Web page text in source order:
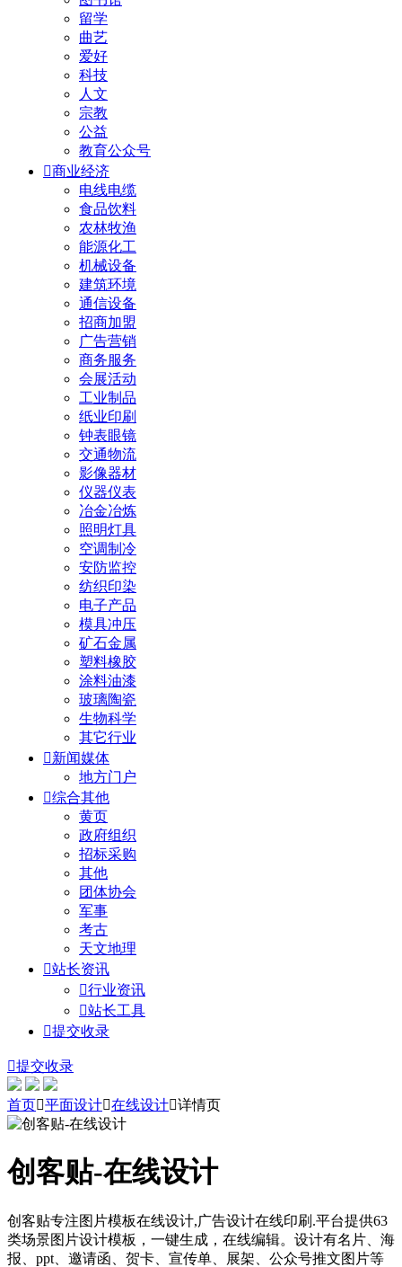
留学
曲艺
爱好
科技
人文
宗教
公益
教育公众号
商业经济
电线电缆
食品饮料
农林牧渔
能源化工
机械设备
建筑环境
通信设备
招商加盟
广告营销
商务服务
会展活动
工业制品
纸业印刷
钟表眼镜
交通物流
影像器材
仪器仪表
冶金冶炼
照明灯具
空调制冷
安防监控
纺织印染
电子产品
模具冲压
矿石金属
塑料橡胶
涂料油漆
玻璃陶瓷
生物科学
其它行业
新闻媒体
地方门户
综合其他
黄页
政府组织
招标采购
其他
团体协会
军事
考古
天文地理
站长资讯
行业资讯
站长工具
提交收录
提交收录
首页平面设计在线设计详情页
创客贴-在线设计
创客贴专注图片模板在线设计,广告设计在线印刷.平台提供63
类场景图片设计模板，一键生成，在线编辑。设计有名片、海
报、ppt、邀请函、贺卡、宣传单、展架、公众号推文图片等